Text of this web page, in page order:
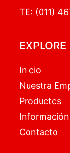
TE: (011)
EXPLORE
Inicio
Nuestra
Productos
Contacto